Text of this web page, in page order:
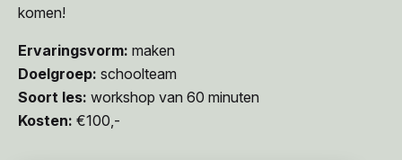
komen!
Ervaringsvorm: maken
Doelgroep: schoolteam
Soort les: workshop van 60 minuten
Kosten: €100,-